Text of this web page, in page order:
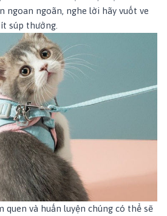
ngoan ngoãn, nghe lời hãy vuốt ve
súp thưởng.
quen và huấn luyện chúng có thể sẽ